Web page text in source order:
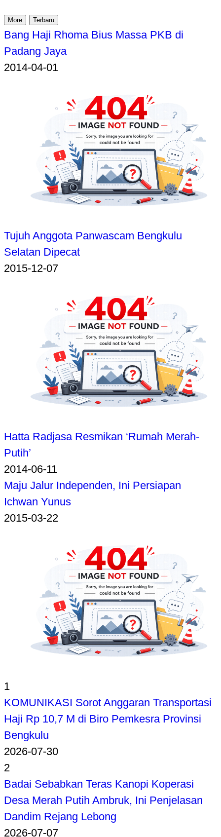
More Terbaru
Bang Haji Rhoma Bius Massa PKB di
Padang Jaya
2014-04-01
Tujuh Anggota Panwascam Bengkulu
Selatan Dipecat
2015-12-07
Hatta Radjasa Resmikan ‘Rumah Merah-
Putih’
2014-06-11
Maju Jalur Independen, Ini Persiapan
Ichwan Yunus
2015-03-22
1
KOMUNIKASI Sorot Anggaran Transportasi
Haji Rp 10,7 M di Biro Pemkesra Provinsi
Bengkulu
2026-07-30
2
Badai Sebabkan Teras Kanopi Koperasi
Desa Merah Putih Ambruk, Ini Penjelasan
Dandim Rejang Lebong
2026-07-07